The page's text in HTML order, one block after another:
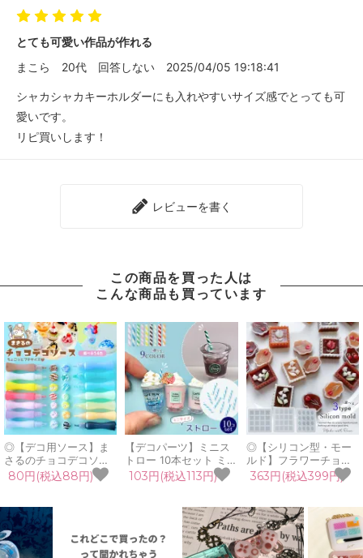
とても可愛い作品が作れる
まこら
20代 回答しない 2025/04/05 19:18:41
シャカシャカキーホルダーにも入れやすいサイズ感でとっても可
愛いです。
リピ買いします！
レビューを書く
この商品を買った人は
こんな商品も買っています
◎【デコ用ソース】ま
さるのチョコデコソー
ス 単品 フェイクソース
トッピング ホイップデ
推し活 クラフト用 手芸
用 GreenOceanオリジ
ナル♪《選べる14色》
80円(税込88円)
【デコパーツ】ミニス
トロー 10本セット ミニ
チュアスイーツ ドリン
ク カフェ ホイップデコ
ーム キーホルダー 資材
材料 UVレジン 手芸 ク
ラフト《選べる9色》
103円(税込113円)
◎【シリコン型・モー
ルド】フラワーチョコ
レート シリコンモール
ド レジン型 花 チュー
サリー ミニチュアスイ
ーツ バレンタイン UV
レジン クラフト《選べ
る3種》
363円(税込399円)